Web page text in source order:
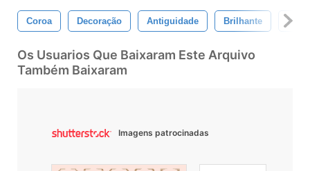
Coroa Decoração Antiguidade Brilhante
Os Usuarios Que Baixaram Este Arquivo
Também Baixaram
Imagens patrocinadas